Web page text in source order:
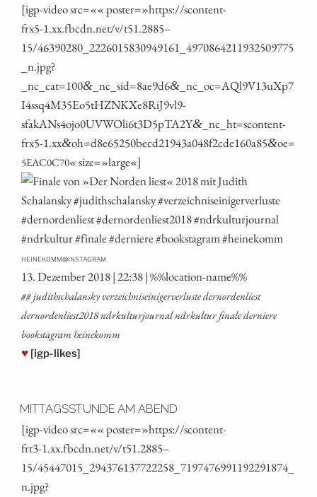
[igp-video src=«« poster=»https://scontent-
frx5‑1.xx.fbcdn.net/v/t51.2885 –
15/46390280_2226015830949161_4970864211932509775
_n.jpg?
_nc_cat=100& _nc_sid=8ae9d6& _nc_oc=AQl9V13uXp7
I4ssq4M35Eo5tHZNKXe8RiJ9vl9-
sfakANs4ojo0UVWOli6t3D5pTA2Y& _nc_ht=scontent-
frx5‑1.xx&oh=d8e65250becd21943a048f2cde160a85&oe=
5EAC0C70« size=»large«]
HEINEKOMM@INSTAGRAM
13. Dezem­ber 2018 | 22:38 | %%loca­ti­on-name%%
## judith­schal­an­sky ver­zeich­nis­ei­ni­ger­ver­lus­te dern­or­den­liest
dernordenliest2018 ndrkul­tur­jour­nal ndrkul­tur fina­le der­nie­re
booksta­gram heinekomm
♥ [igp-likes]
MITTAGSSTUNDE AM ABEND
[igp-video src=«« poster=»https://scontent-
frt3‑1.xx.fbcdn.net/v/t51.2885 –
15/45447015_294376137722258_7197476991192291874_
n.jpg?